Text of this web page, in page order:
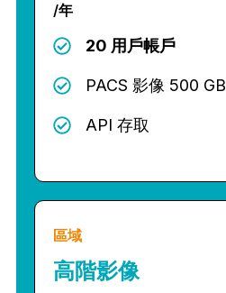
/年
20 用戶帳戶
PACS 影像 500 GB
API 存取
區域
高階影像